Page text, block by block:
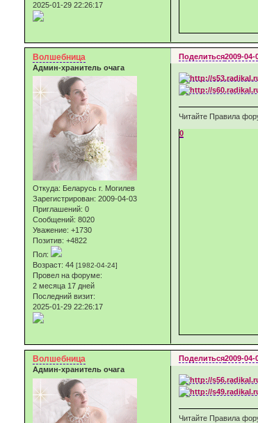
2025-01-29 22:26:17
Поделиться2009-04-
Волшебница
Админ-хранитель очага
Откуда: Беларусь г. Могилев
Зарегистрирован: 2009-04-03
Приглашений: 0
Сообщений: 8020
Уважение: +1730
Позитив: +4822
Пол:
Возраст: 44 [1982-04-24]
Провел на форуме:
2 месяца 17 дней
Последний визит:
2025-01-29 22:26:17
Читайте Правила
0
Поделиться2009-04-
Волшебница
Админ-хранитель очага
Читайте Правила